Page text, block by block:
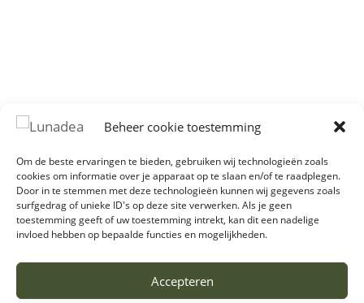
Beheer cookie toestemming
Om de beste ervaringen te bieden, gebruiken wij technologieën zoals
cookies om informatie over je apparaat op te slaan en/of te raadplegen.
Door in te stemmen met deze technologieën kunnen wij gegevens zoals
surfgedrag of unieke ID's op deze site verwerken. Als je geen
toestemming geeft of uw toestemming intrekt, kan dit een nadelige
invloed hebben op bepaalde functies en mogelijkheden.
Accepteren
Copyright © 2003 - 2026 Lunadea // Alle
rechten voorbehouden // Alle content is door
Lunadea gemaakt en geschreven, dit
'overnemen' zonder toestemming en zonder
naamsvermelding is dan ook niet toegestaan
doorKerdwin,Hanna Geels&Landa